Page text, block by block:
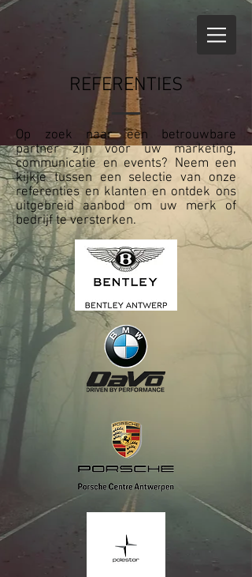
REFERENTIES
Op zoek naar een betrouwbare
partner zijn voor uw marketing,
communicatie en events? Neem een
kijkje tussen een selectie van onze
referenties en klanten en ontdek ons
uitgebreid aanbod om uw merk of
bedrijf te versterken.